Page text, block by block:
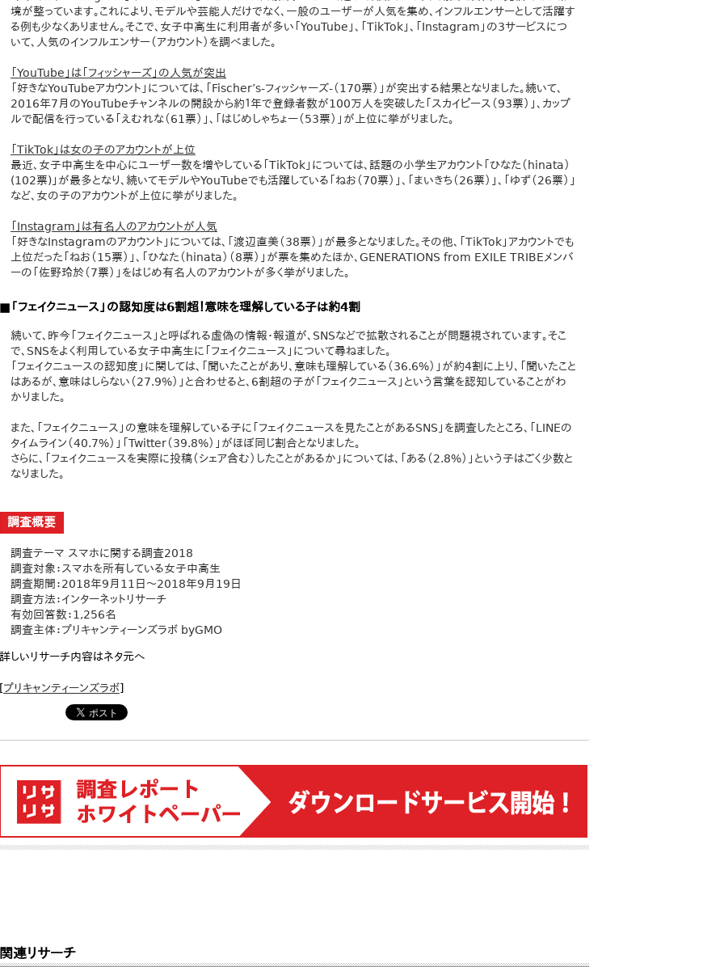
境が整っています。これにより、モデルや芸能人だけでなく、一般のユーザーが人気を集め、インフルエンサーとして活躍す
る例も少なくありません。そこで、女子中高生に利用者が多い「YouTube」、「TikTok」、「Instagram」の3サービスにつ
いて、人気のインフルエンサー（アカウント）を調べました。
「YouTube」は「フィッシャーズ」の人気が突出
「好きなYouTubeアカウント」については、「Fischer’s-フィッシャーズ-（170票）」が突出する結果となりました。続いて、
2016年7月のYouTubeチャンネルの開設から約１年で登録者数が100万人を突破した「スカイピース（93票）」、カップ
ルで配信を行っている「えむれな（61票）」、「はじめしゃちょー（53票）」が上位に挙がりました。
「TikTok」は女の子のアカウントが上位
最近、女子中高生を中心にユーザー数を増やしている「TikTok」については、話題の小学生アカウント「ひなた（hinata）
(102票)」が最多となり、続いてモデルやYouTubeでも活躍している「ねお（70票）」、「まいきち（26票）」、「ゆず（26票）」
など、女の子のアカウントが上位に挙がりました。
「Instagram」は有名人のアカウントが人気
「好きなInstagramのアカウント」については、「渡辺直美（38票）」が最多となりました。その他、「TikTok」アカウントでも
上位だった「ねお（15票）」、「ひなた（hinata）（8票）」が票を集めたほか、GENERATIONS from EXILE TRIBEメンバ
ーの「佐野玲於（7票）」をはじめ有名人のアカウントが多く挙がりました。
■「フェイクニュース」の認知度は6割超！意味を理解している子は約4割
続いて、昨今「フェイクニュース」と呼ばれる虚偽の情報・報道が、SNSなどで拡散されることが問題視されています。そこ
で、SNSをよく利用している女子中高生に「フェイクニュース」について尋ねました。
「フェイクニュースの認知度」に関しては、「聞いたことがあり、意味も理解している（36.6%）」が約4割に上り、「聞いたこと
はあるが、意味はしらない（27.9%）」と合わせると、6割超の子が「フェイクニュース」という言葉を認知していることがわ
かりました。
また、「フェイクニュース」の意味を理解している子に「フェイクニュースを見たことがあるSNS」を調査したところ、「LINEの
タイムライン（40.7%）」「Twitter（39.8%）」がほぼ同じ割合となりました。
さらに、「フェイクニュースを実際に投稿（シェア含む）したことがあるか」については、「ある（2.8%）」という子はごく少数と
なりました。
調査概要
調査テーマ スマホに関する調査2018
調査対象：スマホを所有している女子中高生
調査期間：2018年9月11日～2018年9月19日
調査方法：インターネットリサーチ
有効回答数：1,256名
調査主体：プリキャンティーンズラボ byGMO
詳しいリサーチ内容はネタ元へ
[プリキャンティーンズラボ]
関連リサーチ